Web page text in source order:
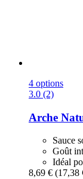
4 options
3.0 (2)
Arche
Sauce
Goût
Idéal
8,69 € (17,38